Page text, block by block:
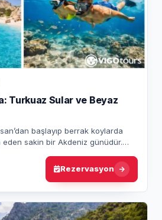
Turkuaz Sular ve Beyaz
başlayıp berrak koylarda
eden sakin bir Akdeniz günüdür.
Rezervasyon